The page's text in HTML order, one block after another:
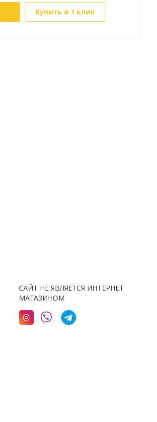
Купить в 1 клик
САЙТ НЕ ЯВЛЯЕТСЯ ИНТЕРНЕТ
МАГАЗИНОМ